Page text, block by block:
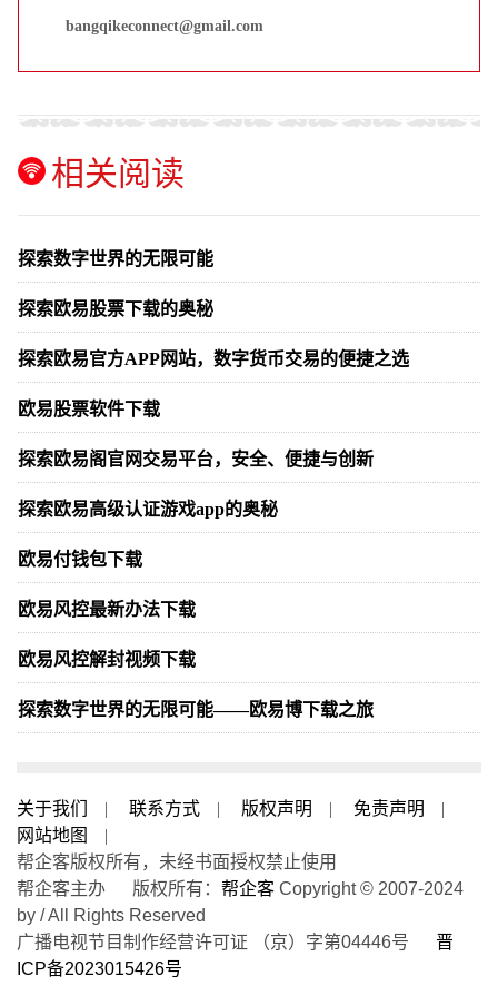
bangqikeconnect@gmail.com
相关阅读
探索数字世界的无限可能
探索欧易股票下载的奥秘
探索欧易官方APP网站，数字货币交易的便捷之选
欧易股票软件下载
探索欧易阁官网交易平台，安全、便捷与创新
探索欧易高级认证游戏app的奥秘
欧易付钱包下载
欧易风控最新办法下载
欧易风控解封视频下载
探索数字世界的无限可能——欧易博下载之旅
关于我们 | 联系方式 | 版权声明 | 免责声明
|
网站地图
|
帮企客版权所有，未经书面授权禁止使用
帮企客主办 版权所有： 帮企客 Copyright © 2007-2024
by / All Rights Reserved
广播电视节目制作经营许可证 （京）字第04446号 晋
ICP备2023015426号